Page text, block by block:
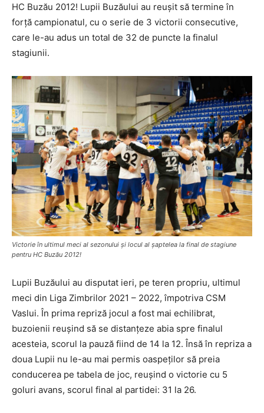
HC Buzău 2012! Lupii Buzăului au reușit să termine în
forță campionatul, cu o serie de 3 victorii consecutive,
care le-au adus un total de 32 de puncte la finalul
stagiunii.
Victorie în ultimul meci al sezonului și locul al șaptelea la final de stagiune
pentru HC Buzău 2012!
Lupii Buzăului au disputat ieri, pe teren propriu, ultimul
meci din Liga Zimbrilor 2021 – 2022, împotriva CSM
Vaslui. În prima repriză jocul a fost mai echilibrat,
buzoienii reușind să se distanțeze abia spre finalul
acesteia, scorul la pauză fiind de 14 la 12. Însă în repriza a
doua Lupii nu le-au mai permis oaspeților să preia
conducerea pe tabela de joc, reușind o victorie cu 5
goluri avans, scorul final al partidei: 31 la 26.